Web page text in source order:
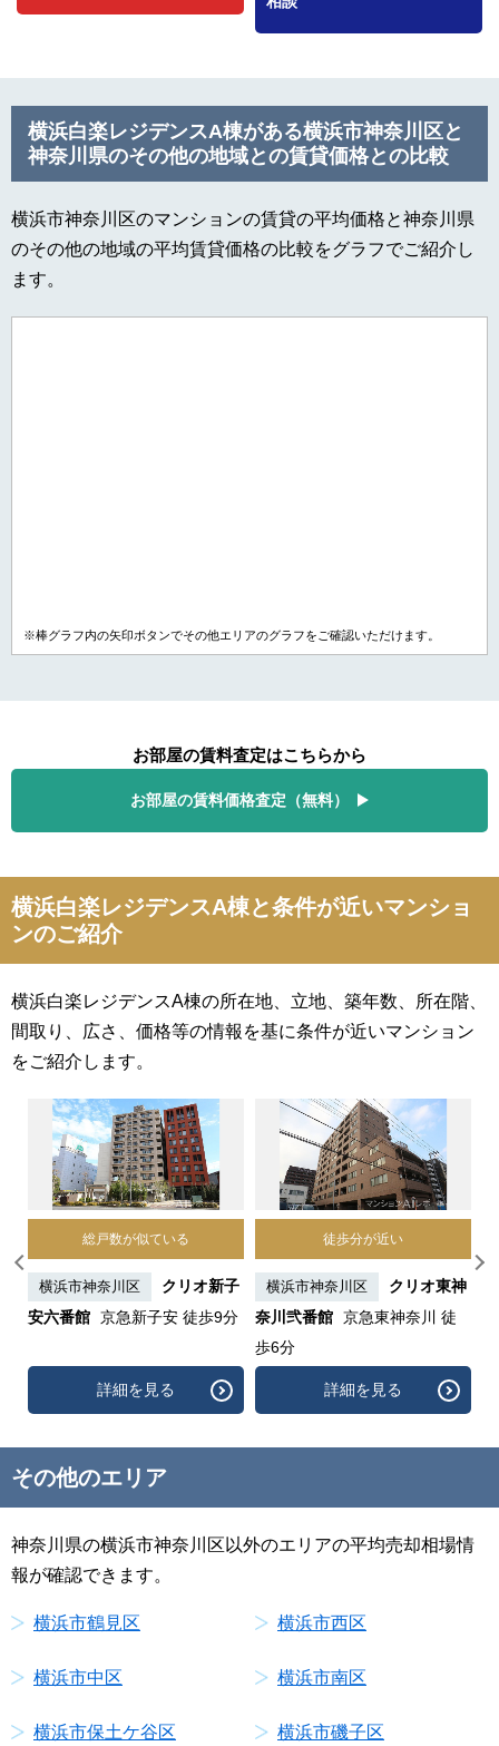
横浜白楽レジデンスA棟がある横浜市神奈川区と
神奈川県のその他の地域との賃貸価格との比較
横浜市神奈川区のマンションの賃貸の平均価格と神奈川県
のその他の地域の平均賃貸価格の比較をグラフでご紹介し
ます。
※棒グラフ内の矢印ボタンでその他エリアのグラフをご確認いただけます。
お部屋の賃料査定はこちらから
お部屋の賃料価格査定（無料）
横浜白楽レジデンスA棟と条件が近いマンショ
ンのご紹介
横浜白楽レジデンスA棟の所在地、立地、築年数、所在階、
間取り、広さ、価格等の情報を基に条件が近いマンション
をご紹介します。
総戸数が似ている
横浜市神奈川区
クリオ新子
安六番館 京急新子安 徒歩9分
詳細を見る
徒歩分が近い
横浜市神奈川区
クリオ東神
奈川弐番館 京急東神奈川 徒
歩6分
詳細を見る
その他のエリア
神奈川県の横浜市神奈川区以外のエリアの平均売却相場情
報が確認できます。
横浜市鶴見区 横浜市西区
横浜市中区 横浜市南区
横浜市保土ケ谷区 横浜市磯子区